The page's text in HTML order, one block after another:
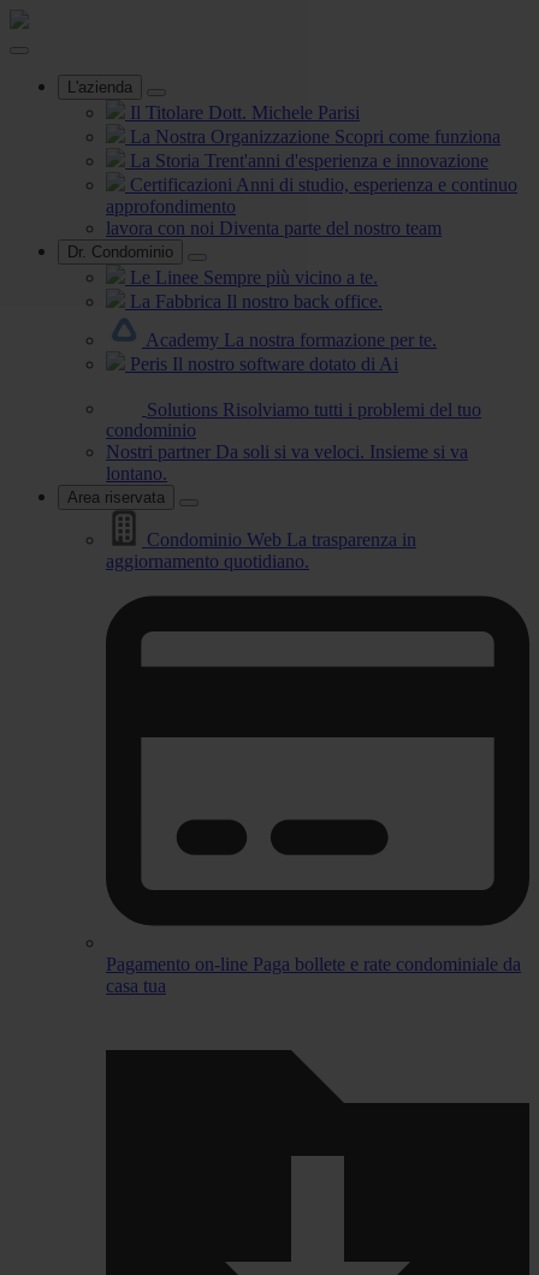
L'azienda
Il Titolare Dott. Michele Parisi
La Nostra Organizzazione Scopri come funziona
La Storia Trent'anni d'esperienza e innovazione
Certificazioni Anni di studio, esperienza e continuo
approfondimento
lavora con noi Diventa parte del nostro team
Dr. Condominio
Le Linee Sempre più vicino a te.
La Fabbrica Il nostro back office.
Academy La nostra formazione per te.
Peris Il nostro software dotato di Ai
Solutions Risolviamo tutti i problemi del tuo
condominio
Nostri partner Da soli si va veloci. Insieme si va
lontano.
Area riservata
Condominio Web La trasparenza in
aggiornamento quotidiano.
Pagamento on-line Paga bollete e rate condominiale da
casa tua